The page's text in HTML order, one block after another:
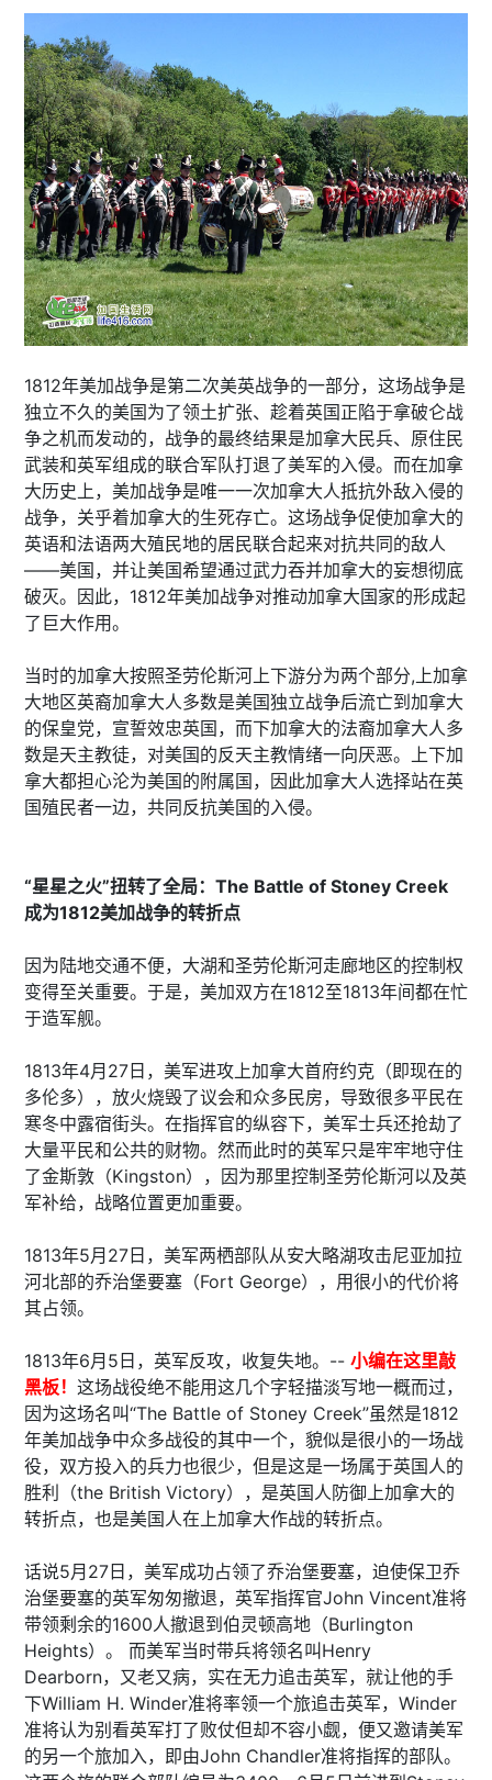
1812年美加战争是第二次美英战争的一部分，这场战争是
独立不久的美国为了领土扩张、趁着英国正陷于拿破仑战
争之机而发动的，战争的最终结果是加拿大民兵、原住民
武装和英军组成的联合军队打退了美军的入侵。而在加拿
大历史上，美加战争是唯一一次加拿大人抵抗外敌入侵的
战争，关乎着加拿大的生死存亡。这场战争促使加拿大的
英语和法语两大殖民地的居民联合起来对抗共同的敌人
——美国，并让美国希望通过武力吞并加拿大的妄想彻底
破灭。因此，1812年美加战争对推动加拿大国家的形成起
了巨大作用。
当时的加拿大按照圣劳伦斯河上下游分为两个部分,上加拿
大地区英裔加拿大人多数是美国独立战争后流亡到加拿大
的保皇党，宣誓效忠英国，而下加拿大的法裔加拿大人多
数是天主教徒，对美国的反天主教情绪一向厌恶。上下加
拿大都担心沦为美国的附属国，因此加拿大人选择站在英
国殖民者一边，共同反抗美国的入侵。
“星星之火”扭转了全局：The Battle of Stoney Creek
成为1812美加战争的转折点
因为陆地交通不便，大湖和圣劳伦斯河走廊地区的控制权
变得至关重要。于是，美加双方在1812至1813年间都在忙
于造军舰。
1813年4月27日，美军进攻上加拿大首府约克（即现在的
多伦多），放火烧毁了议会和众多民房，导致很多平民在
寒冬中露宿街头。在指挥官的纵容下，美军士兵还抢劫了
大量平民和公共的财物。然而此时的英军只是牢牢地守住
了金斯敦（Kingston），因为那里控制圣劳伦斯河以及英
军补给，战略位置更加重要。
1813年5月27日，美军两栖部队从安大略湖攻击尼亚加拉
河北部的乔治堡要塞（Fort George），用很小的代价将
其占领。
1813年6月5日，英军反攻，收复失地。-- 小编在这里敲
黑板！ 这场战役绝不能用这几个字轻描淡写地一概而过，
因为这场名叫“The Battle of Stoney Creek”虽然是1812
年美加战争中众多战役的其中一个，貌似是很小的一场战
役，双方投入的兵力也很少，但是这是一场属于英国人的
胜利（the British Victory），是英国人防御上加拿大的
转折点，也是美国人在上加拿大作战的转折点。
话说5月27日，美军成功占领了乔治堡要塞，迫使保卫乔
治堡要塞的英军匆匆撤退，英军指挥官John Vincent准将
带领剩余的1600人撤退到伯灵顿高地（Burlington
Heights）。 而美军当时带兵将领名叫Henry
Dearborn，又老又病，实在无力追击英军，就让他的手
下William H. Winder准将率领一个旅追击英军，Winder
准将认为别看英军打了败仗但却不容小觑，便又邀请美军
的另一个旅加入，即由John Chandler准将指挥的部队。